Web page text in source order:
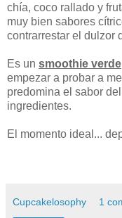
chía, coco rallado y
muy bien sabores
contrarrestar el dulzor
Es un smoothie verde
empezar a probar a
predomina el sabor
ingredientes.
El momento ideal...
Cupcakelosophy 1